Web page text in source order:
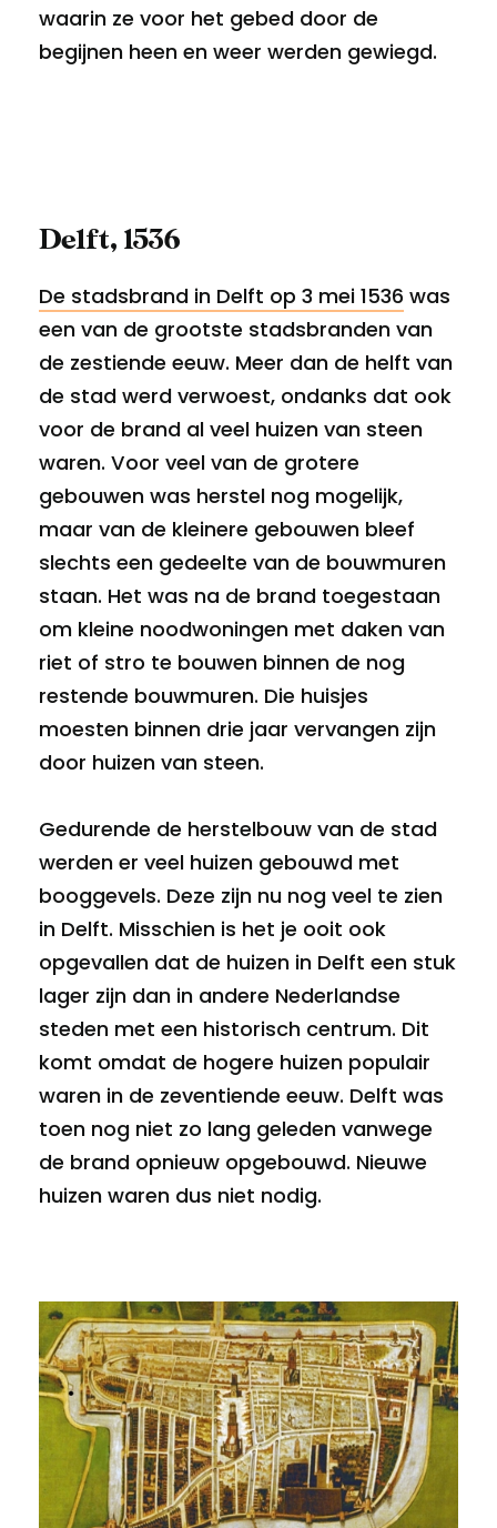
waarin ze voor het gebed door de
begijnen heen en weer werden gewiegd.
Delft, 1536
De stadsbrand in Delft op 3 mei 1536 was
een van de grootste stadsbranden van
de zestiende eeuw. Meer dan de helft van
de stad werd verwoest, ondanks dat ook
voor de brand al veel huizen van steen
waren. Voor veel van de grotere
gebouwen was herstel nog mogelijk,
maar van de kleinere gebouwen bleef
slechts een gedeelte van de bouwmuren
staan. Het was na de brand toegestaan
om kleine noodwoningen met daken van
riet of stro te bouwen binnen de nog
restende bouwmuren. Die huisjes
moesten binnen drie jaar vervangen zijn
door huizen van steen.
Gedurende de herstelbouw van de stad
werden er veel huizen gebouwd met
booggevels. Deze zijn nu nog veel te zien
in Delft. Misschien is het je ooit ook
opgevallen dat de huizen in Delft een stuk
lager zijn dan in andere Nederlandse
steden met een historisch centrum. Dit
komt omdat de hogere huizen populair
waren in de zeventiende eeuw. Delft was
toen nog niet zo lang geleden vanwege
de brand opnieuw opgebouwd. Nieuwe
huizen waren dus niet nodig.